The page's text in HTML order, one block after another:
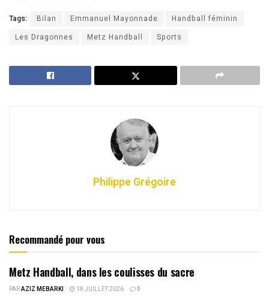
Tags: Bilan Emmanuel Mayonnade
Handball féminin
Les Dragonnes
Metz Handball Sports
Philippe Grégoire
Recommandé pour vous
Metz Handball, dans les coulisses du sacre
PARAZIZ MEBARKI 18 JUILLET 2026 0